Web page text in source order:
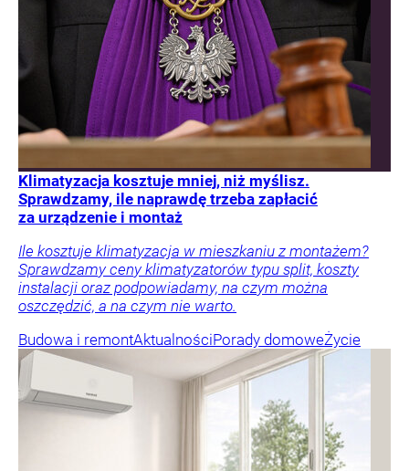
Klimatyzacja kosztuje mniej, niż myślisz.
Sprawdzamy, ile naprawdę trzeba zapłacić
za urządzenie i montaż
Ile kosztuje klimatyzacja w mieszkaniu z montażem?
Sprawdzamy ceny klimatyzatorów typu split, koszty
instalacji oraz podpowiadamy, na czym można
oszczędzić, a na czym nie warto.
Budowa i remontAktualnościPorady domoweŻycie